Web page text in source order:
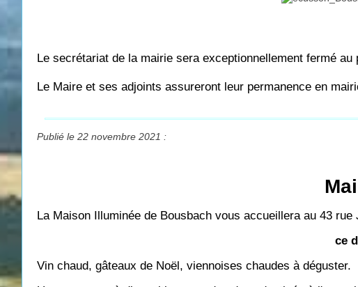
Le secrétariat de la mairie sera exceptionnellement fermé
Le Maire et ses adjoints assureront leur permanence en
Publié le 22 novembre 2021 :
La Maison Illuminée de Bousbach vous accueillera au 43 rue
ce
Vin chaud, gâteaux de Noël, viennoises chaudes à déguster.